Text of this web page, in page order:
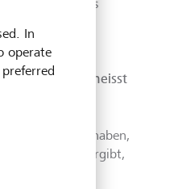
als atemloses
man kaufen, heisst
Angst zu haben,
die Mode vorgibt,
In
operate